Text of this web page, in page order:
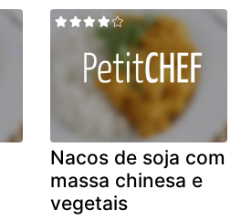
Nacos de soja com
massa chinesa e
vegetais